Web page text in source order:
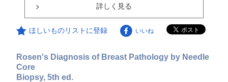
詳しく見る
ほしいものリストに登録 いいね
Rosen's Diagnosis of Breast Pathology by Needle
Core
Biopsy, 5th ed.